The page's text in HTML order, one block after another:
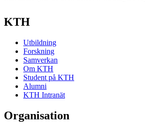
KTH
Utbildning
Forskning
Samverkan
Om KTH
Student på KTH
Alumni
KTH Intranät
Organisation